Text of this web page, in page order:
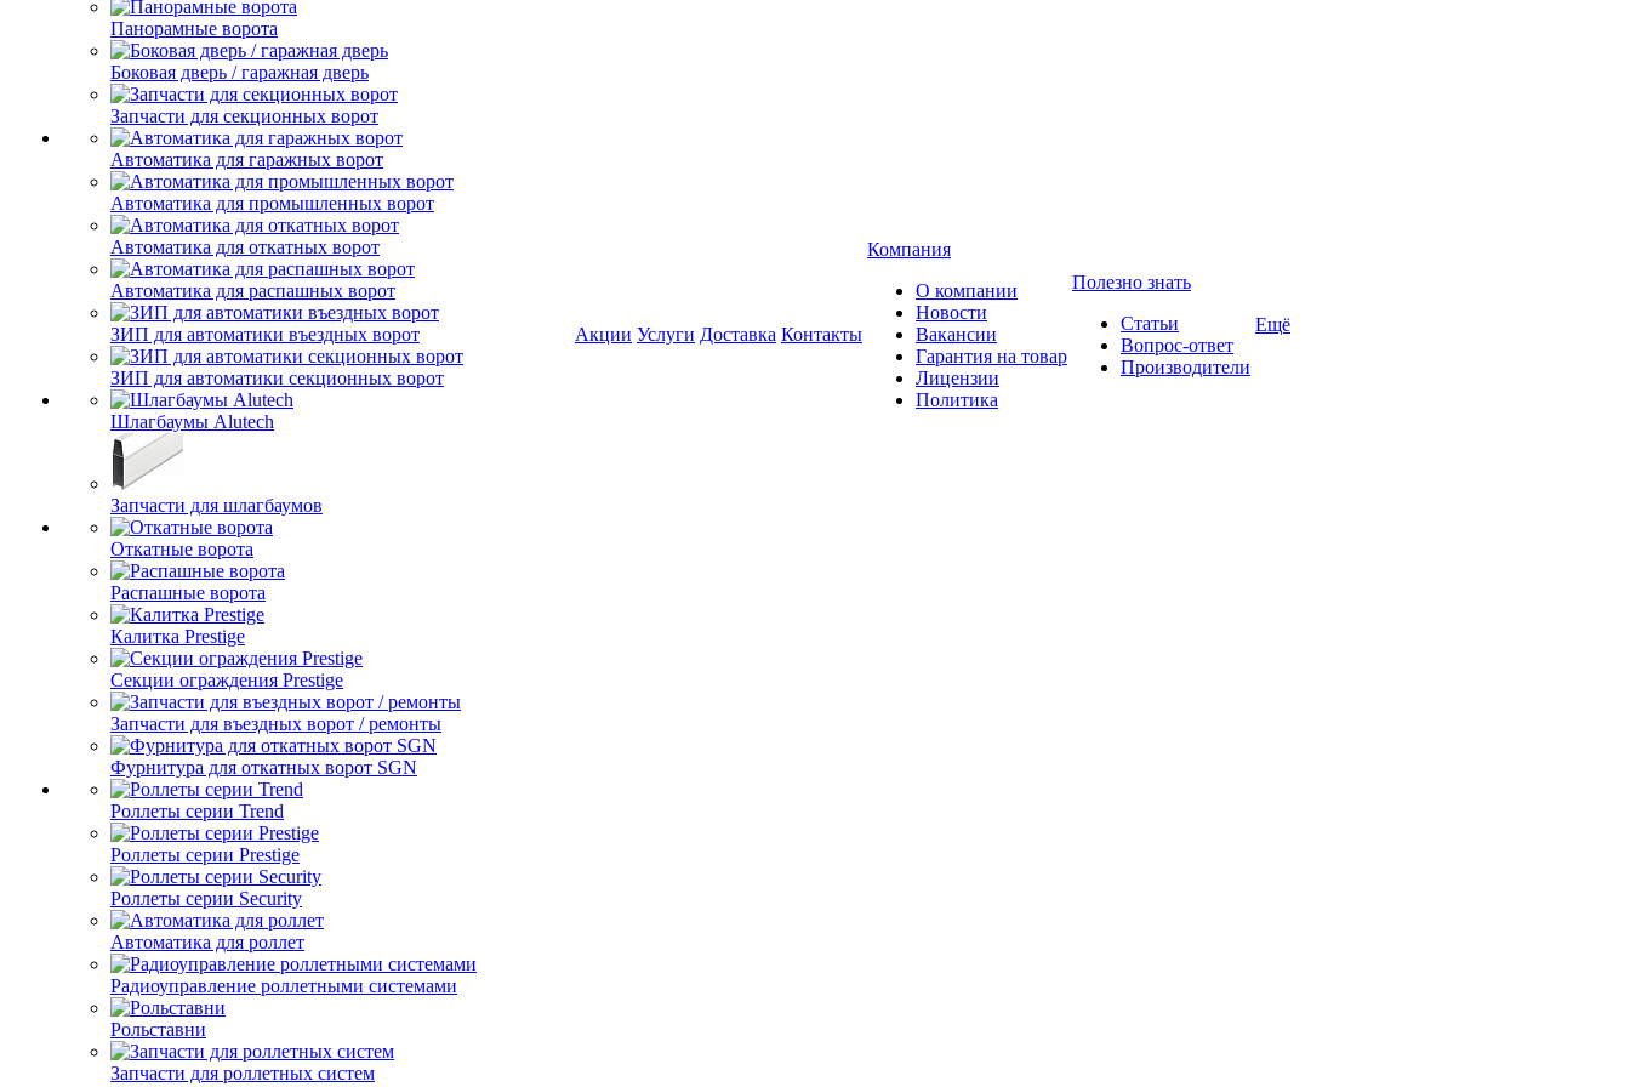
Панорамные ворота
Боковая дверь / гаражная дверь
Запчасти для секционных ворот
Автоматика для гаражных ворот
Автоматика для промышленных ворот
Автоматика для откатных ворот
Автоматика для распашных ворот
ЗИП для автоматики въездных ворот
ЗИП для автоматики секционных ворот
Шлагбаумы Alutech
Запчасти для шлагбаумов
Откатные ворота
Распашные ворота
Калитка Prestige
Секции ограждения Prestige
Запчасти для въездных ворот / ремонты
Фурнитура для откатных ворот SGN
Роллеты серии Trend
Роллеты серии Prestige
Роллеты серии Security
Автоматика для роллет
Радиоуправление роллетными системами
Рольставни
Запчасти для роллетных систем
Акции Услуги Доставка Контакты
Компания
О компании
Новости
Вакансии
Гарантия на товар
Лицензии
Политика
Полезно знать
Статьи
Вопрос-ответ
Производители
Ещё